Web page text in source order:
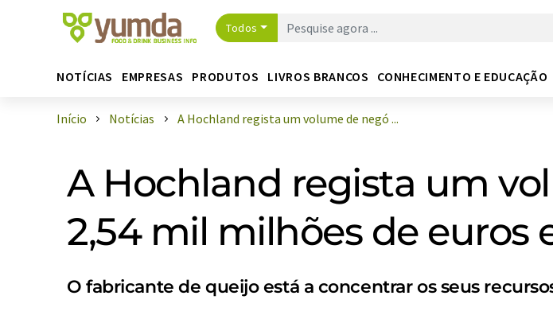
Todos
NOTÍCIAS EMPRESAS PRODUTOS LIVROS BRANCOS CONHECIMENTO E EDUCAÇÃO
Início Notícias A Hochland regista um volume de negó ...
A Hochland regista um
2,54 mil milhões de euros
O fabricante de queijo está a concentrar os seus